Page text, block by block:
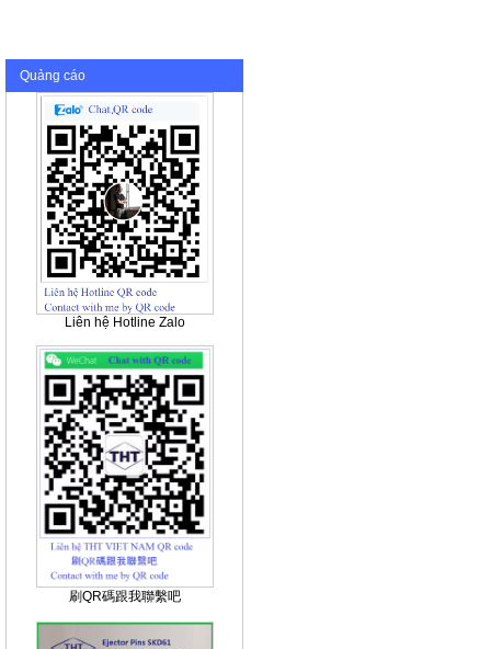
Quảng cáo
Liên hệ Hotline Zalo
刷QR碼跟我聯繫吧